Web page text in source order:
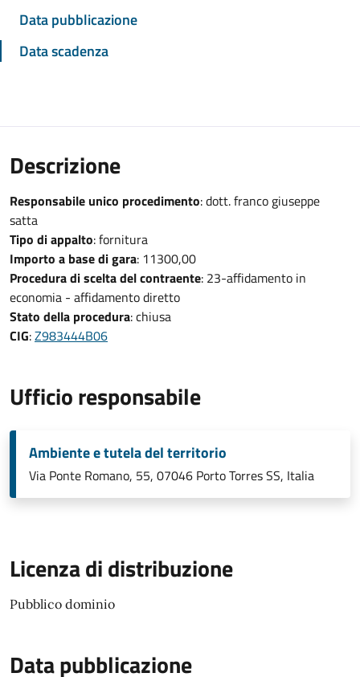
Data pubblicazione
Data scadenza
Descrizione
Responsabile unico procedimento: dott. franco giuseppe
satta
Tipo di appalto: fornitura
Importo a base di gara: 11300,00
Procedura di scelta del contraente: 23-affidamento in
economia - affidamento diretto
Stato della procedura: chiusa
CIG:Z983444B06
Ufficio responsabile
Ambiente e tutela del territorio
Via Ponte Romano, 55, 07046 Porto Torres SS, Italia
Licenza di distribuzione
Pubblico dominio
Data pubblicazione